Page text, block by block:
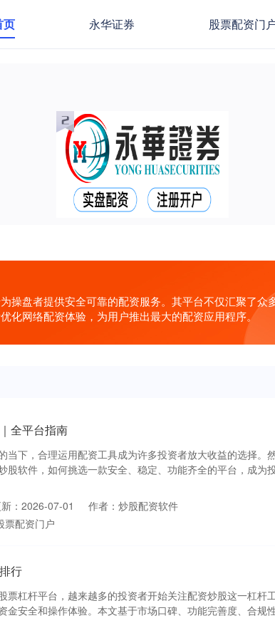
页 永华证券 股票配资门
操盘者提供安全可靠的配资服务。其平台不仅汇聚了
化网络配资体验，为用户推出最大的配资应用程序。
全平台指南
当下，合理运用配资工具成为许多投资者放大收益的选择。
股软件，如何挑选一款安全、稳定、功能齐全的平台，成为
：2026-07-01
作者：炒股配资软件
票配资门户
行
票杠杆平台，越来越多的投资者开始关注配资炒股这一杠杆
金安全和操作体验。本文基于市场口碑、功能完善度、合规